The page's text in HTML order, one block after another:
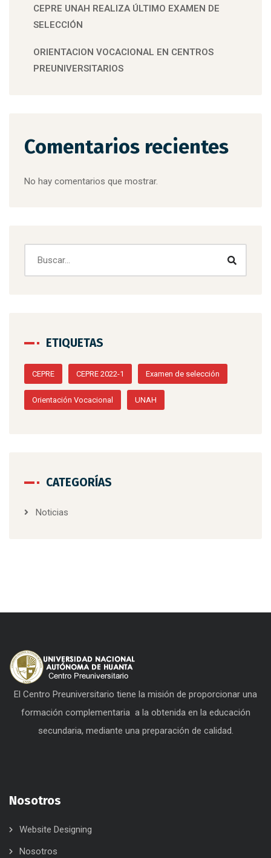
CEPRE UNAH REALIZA ÚLTIMO EXAMEN DE
SELECCIÓN
ORIENTACION VOCACIONAL EN CENTROS
PREUNIVERSITARIOS
Comentarios recientes
No hay comentarios que mostrar.
ETIQUETAS
CEPRE CEPRE 2022-1 Examen de selección
Orientación Vocacional UNAH
CATEGORÍAS
Noticias
El Centro Preuniversitario tiene la misión de proporcionar una
formación complementaria a la obtenida en la educación
secundaria, mediante una preparación de calidad.
Nosotros
Website Designing
Nosotros